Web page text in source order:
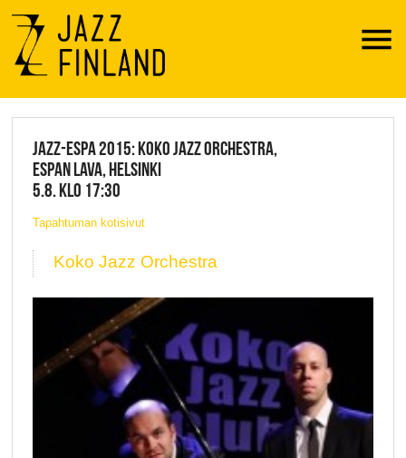
Menu
JAZZ FINLAND LIVE
JAZZ-ESPA 2015: KOKO JAZZ ORCHESTRA,
ESPAN LAVA, HELSINKI
5.8. KLO 17:30
Tapahtuman kotisivut
Koko Jazz Orchestra